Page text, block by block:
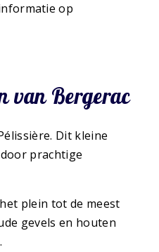
op
van Bergerac
Dit kleine
prachtige
plein tot de meest
gevels en houten